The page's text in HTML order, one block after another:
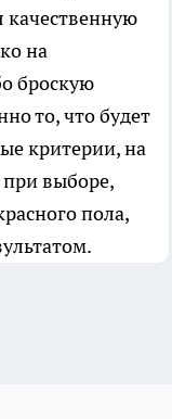
качественную
на
броскую
то, что будет
критерии, на
выборе,
пола,